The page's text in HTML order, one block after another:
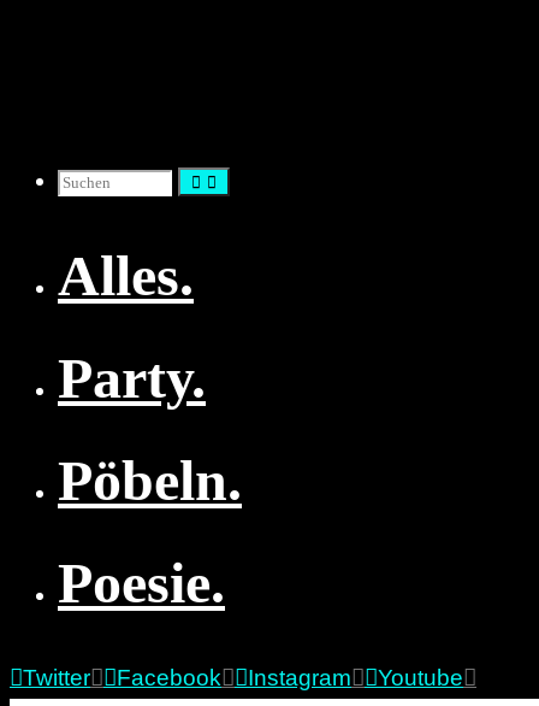
Suchen
nach:
Alles.
Party.
Pöbeln.
Poesie.
Twitter Facebook Instagram Youtube